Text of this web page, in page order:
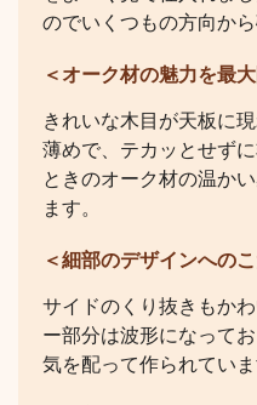
のでいくつもの方向か
＜オーク材の魅力を最
きれいな木目が天板に
薄めで、テカッとせず
ときのオーク材の温か
ます。
＜細部のデザインへの
サイドのくり抜きもか
ー部分は波形になって
気を配って作られていま